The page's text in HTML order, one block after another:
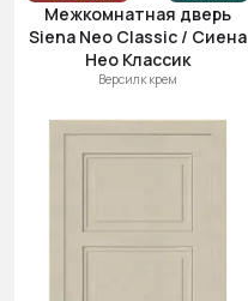
Межкомнатная дверь
Siena Neo Classic / Сиена
Нео Классик
Версилк крем